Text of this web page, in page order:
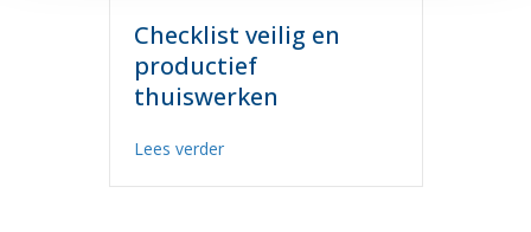
Checklist veilig en
productief
thuiswerken
Lees verderabout Checklist veilig en productief